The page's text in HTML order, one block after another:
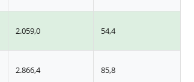
2.059,0 54,4
2.866,4 85,8